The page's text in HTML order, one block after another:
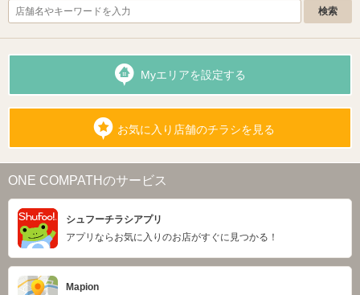
Myエリアを設定する
お気に入り店舗のチラシを見る
ONE COMPATHのサービス
シュフーチラシアプリ
アプリならお気に入りのお店がすぐに見つかる！
Mapion